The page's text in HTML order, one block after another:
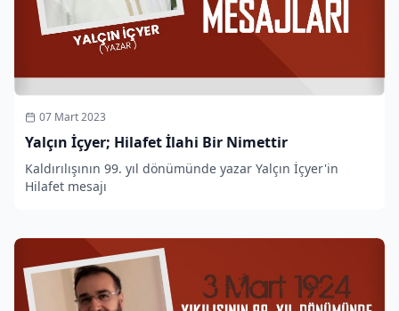
07 Mart 2023
Yalçın İçyer; Hilafet İlahi Bir Nimettir
Kaldırılışının 99. yıl dönümünde yazar Yalçın İçyer'in
Hilafet mesajı